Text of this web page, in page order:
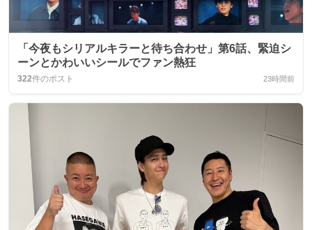
「今夜もシリアルキラーと待ち合わせ」第6話、緊迫シ
ーンとかわいいシールでファン熱狂
322件のポスト 23時間前